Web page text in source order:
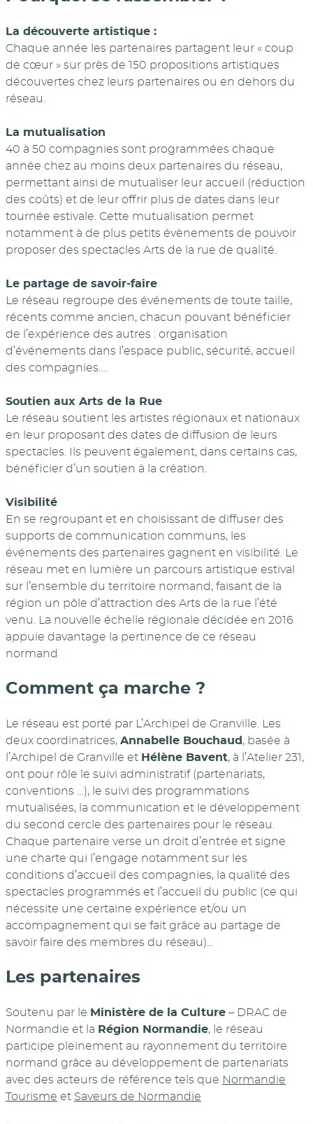
La découverte artistique :
Chaque année les partenaires partagent leur « coup
de cœur » sur près de 150 propositions artistiques
découvertes chez leurs partenaires ou en dehors du
réseau.
La mutualisation
40 à 50 compagnies sont programmées chaque
année chez au moins deux partenaires du réseau,
permettant ainsi de mutualiser leur accueil (réduction
des coûts) et de leur offrir plus de dates dans leur
tournée estivale. Cette mutualisation permet
notamment à de plus petits évènements de pouvoir
proposer des spectacles Arts de la rue de qualité.
Le partage de savoir-faire
Le réseau regroupe des événements de toute taille,
récents comme ancien, chacun pouvant bénéficier
de l’expérience des autres : organisation
d’événements dans l’espace public, sécurité, accueil
des compagnies….
Soutien aux Arts de la Rue
Le réseau soutient les artistes régionaux et nationaux
en leur proposant des dates de diffusion de leurs
spectacles. Ils peuvent également, dans certains cas,
bénéficier d’un soutien à la création.
Visibilité
En se regroupant et en choisissant de diffuser des
supports de communication communs, les
événements des partenaires gagnent en visibilité. Le
réseau met en lumière un parcours artistique estival
sur l’ensemble du territoire normand, faisant de la
région un pôle d’attraction des Arts de la rue l’été
venu. La nouvelle échelle régionale décidée en 2016
appuie davantage la pertinence de ce réseau
normand
Comment ça marche ?
Le réseau est porté par L’Archipel de Granville. Les
deux coordinatrices, Annabelle Bouchaud , basée à
l’Archipel de Granville et Hélène Bavent, à l’Atelier 231,
ont pour rôle le suivi administratif (partenariats,
conventions …), le suivi des programmations
mutualisées, la communication et le développement
du second cercle des partenaires pour le réseau.
Chaque partenaire verse un droit d’entrée et signe
une charte qui l’engage notamment sur les
conditions d’accueil des compagnies, la qualité des
spectacles programmés et l’accueil du public (ce qui
nécessite une certaine expérience et/ou un
accompagnement qui se fait grâce au partage de
savoir faire des membres du réseau)...
Les partenaires
Soutenu par le Ministère de la Culture – DRAC de
Normandie et la Région Normandie, le réseau
participe pleinement au rayonnement du territoire
normand grâce au développement de partenariats
avec des acteurs de référence tels que Normandie
Tourisme et Saveurs de Normandie